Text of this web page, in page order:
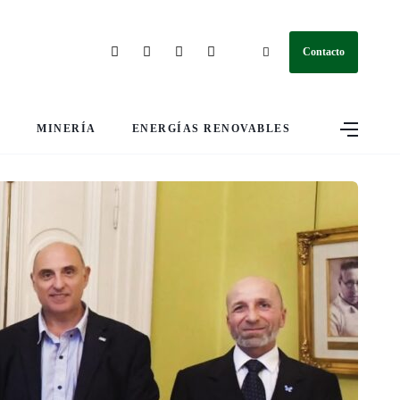
Contacto
MINERÍA ENERGÍAS RENOVABLES